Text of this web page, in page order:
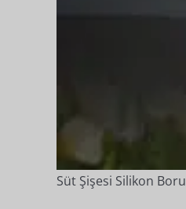
Süt Şişesi Silikon Boru